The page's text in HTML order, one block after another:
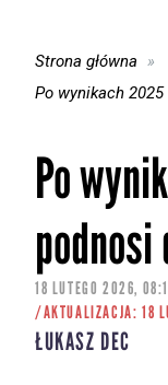
Strona główna
Po wynikach
Po
18 LUTEGO 2026,
/AKTUALIZACJA: 18
ŁUKASZ DEC